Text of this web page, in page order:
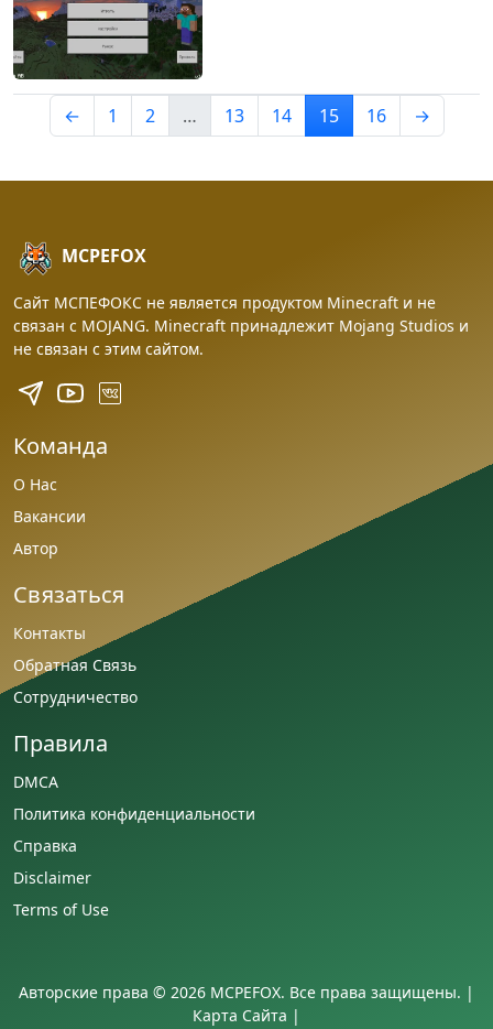
← 1 2 … 13 14 15 16 →
MCPEFOX
Сайт МСПЕФОКС не является продуктом Minecraft и не
связан с MOJANG. Minecraft принадлежит Mojang Studios и
не связан с этим сайтом.
Команда
О Нас
Вакансии
Автор
Связаться
Контакты
Обратная Связь
Сотрудничество
Правила
DMCA
Политика конфиденциальности
Справка
Disclaimer
Terms of Use
Авторские права © 2026 MCPEFOX. Все права защищены. |
Карта Сайта |